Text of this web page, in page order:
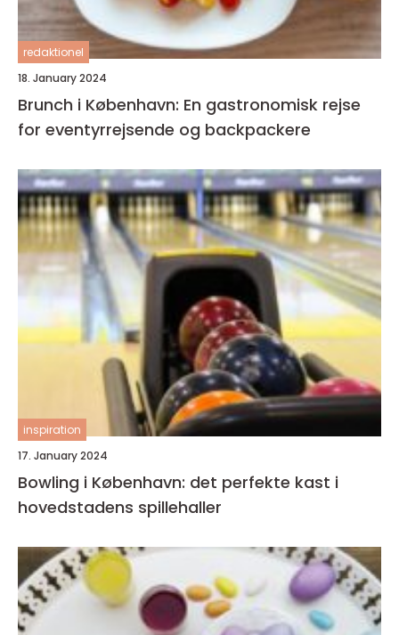
redaktionel
18. January 2024
Brunch i København: En gastronomisk rejse
for eventyrrejsende og backpackere
inspiration
17. January 2024
Bowling i København: det perfekte kast i
hovedstadens spillehaller